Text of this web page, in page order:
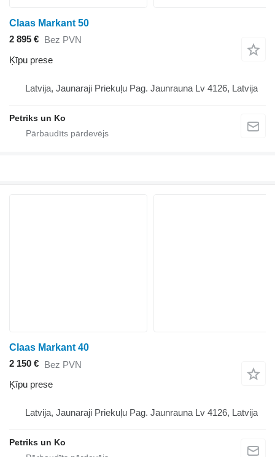
Claas Markant 50
2 895 €
Bez PVN
Ķīpu prese
Latvija, Jaunaraji Priekuļu Pag. Jaunrauna Lv 4126, Latvija
Petriks un Ko
Claas Markant 40
2 150 € Bez PVN
Ķīpu prese
Latvija, Jaunaraji Priekuļu Pag. Jaunrauna Lv 4126, Latvija
Petriks un Ko